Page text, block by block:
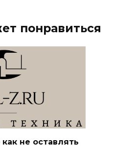
понравиться
не оставлять